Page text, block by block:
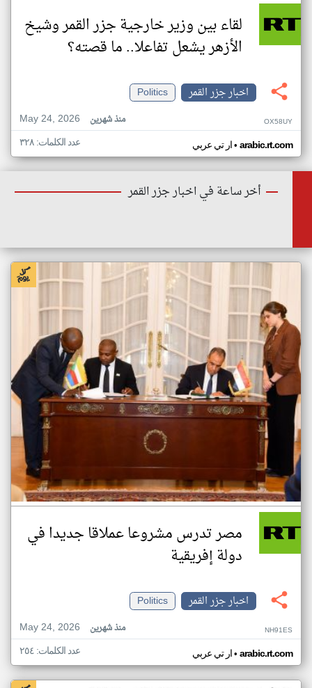
لقاء بين وزير خارجية جزر القمر وشيخ
الأزهر يشعل تفاعلا.. ما قصته؟
اخبار جزر القمر
Politics
May 24, 2026
منذ شهرين OX58UY
ار تي عربي• arabic.rt.com عدد الكلمات: ٣٢٨
أخر ساعة في اخبار جزر القمر
مصر تدرس مشروعا عملاقا جديدا في
دولة إفريقية
اخبار جزر القمر
Politics
May 24, 2026
منذ شهرين NH91ES
ار تي عربي• arabic.rt.com عدد الكلمات: ٢٥٤